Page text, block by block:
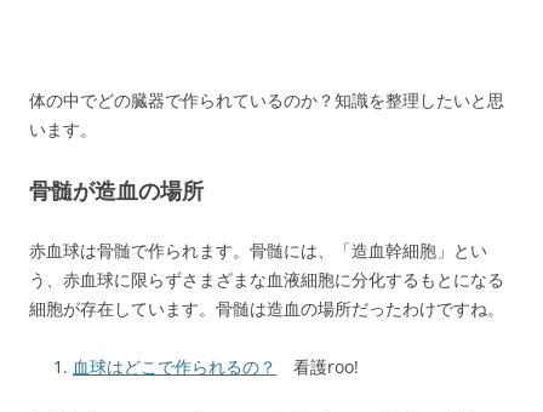
体の中でどの臓器で作られているのか？知識を整理したいと思
います。
骨髄が造血の場所
赤血球は骨髄で作られます。骨髄には、「造血幹細胞」とい
う、赤血球に限らずさまざまな血液細胞に分化するもとになる
細胞が存在しています。骨髄は造血の場所だったわけですね。
血球はどこで作られるの？ 看護roo!